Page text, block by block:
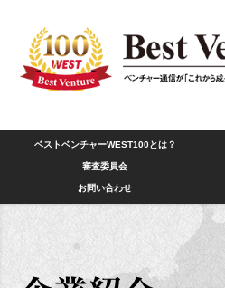
ベストベンチャーWEST100とは？
審査委員会
お問い合わせ